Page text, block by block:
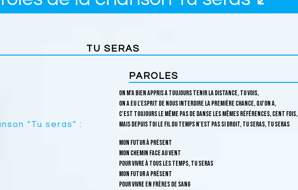
TU SERAS
"Tu seras" :
PAROLES
On m'a bien appris a toujours tenir la distance, tu vois,
On a eu l'esprit de nous interdire la première chance, qu'on a,
C'est toujours le même pas de danse les mêmes références, cent fois,
Mais depuis toi le fil du temps n'est pas si droit, tu seras, tu seras
Mon futur à présent
Mon chemin face au vent
Pour vivre à tous les temps, tu seras
Mon futur a présent
Pour vivre en frères de sang